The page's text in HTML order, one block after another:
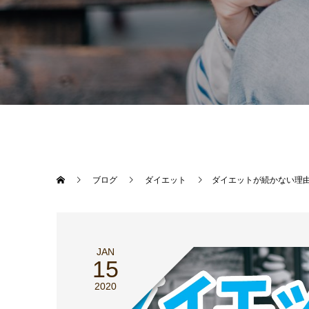
ブログ ダイエット ダイエットが続かない理
JAN
15
2020